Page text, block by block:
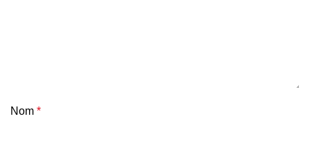
Nom *